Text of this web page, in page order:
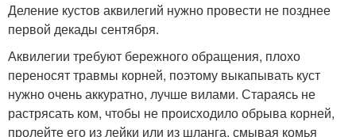
Деление кустов аквилегий нужно провести не позднее
первой декады сентября.
Аквилегии требуют бережного обращения, плохо
переносят травмы корней, поэтому выкапывать куст
нужно очень аккуратно, лучше вилами. Стараясь не
растрясать ком, чтобы не происходило обрыва корней,
пролейте его из лейки или из шланга, смывая комья